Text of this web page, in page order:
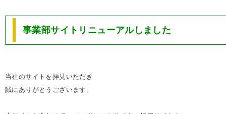
事業部サイトリニューアルしました
当社のサイトを拝見いただき
誠にありがとうございます。